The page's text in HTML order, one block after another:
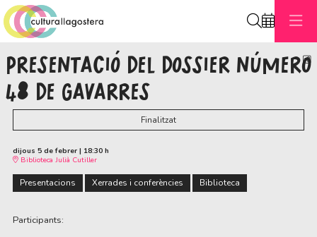
PRESENTACIÓ DEL DOSSIER NÚMERO
48 DE GAVARRES
Finalitzat
dijous 5 de febrer | 18:30 h
Biblioteca Julià Cutiller
Presentacions Xerrades i conferències Biblioteca
Participants: